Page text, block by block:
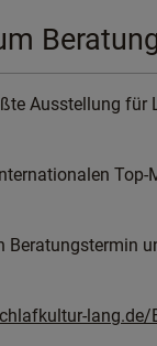
Ausstellung für
Top-
Beratungstermin
lang.de/